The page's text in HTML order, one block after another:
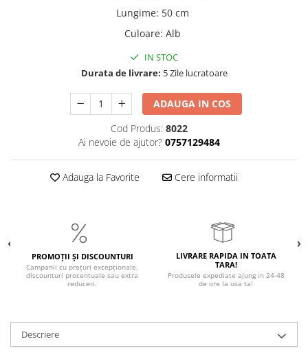
Lungime: 50 cm
Culoare: Alb
IN STOC
Durata de livrare: 5 Zile lucratoare
ADAUGA IN COS
Cod Produs: 8022
Ai nevoie de ajutor? 0757129484
Adauga la Favorite Cere informatii
PROMOȚII ȘI DISCOUNTURI
Campanii cu prețuri excepționale,
discounturi procentuale sau extra
reduceri.
LIVRARE RAPIDA IN TOATA
TARA!
Produsele expediate ajung in 24-48
de ore la usa ta!
Descriere